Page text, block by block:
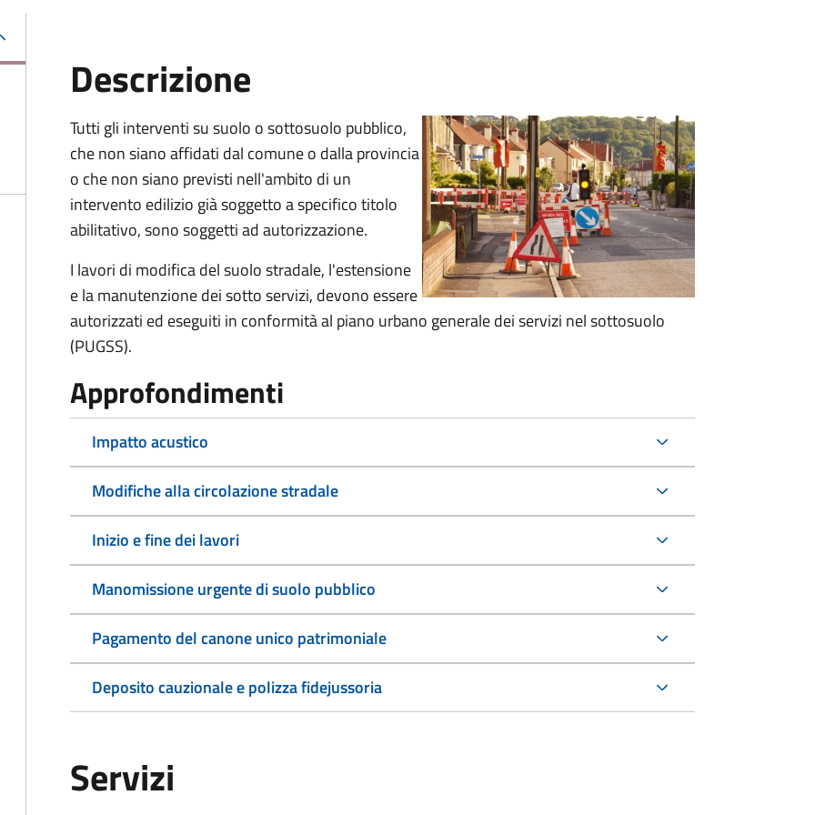
Descrizione
Tutti gli interventi su suolo o sottosuolo pubblico,
che non siano affidati dal comune o dalla provincia
o che non siano previsti nell'ambito di un
intervento edilizio già soggetto a specifico titolo
abilitativo, sono soggetti adautorizzazione.
I lavori di modifica del suolo stradale, l'estensione
e la manutenzione dei sotto servizi, devono essere
autorizzati ed eseguiti in conformità al piano urbano generale dei servizi nel sottosuolo
(PUGSS).
Approfondimenti
Impatto acustico
Modifiche alla circolazione stradale
Inizio e fine dei lavori
Manomissione urgente di suolo pubblico
Pagamento del canone unico patrimoniale
Deposito cauzionale e polizza fidejussoria
Servizi